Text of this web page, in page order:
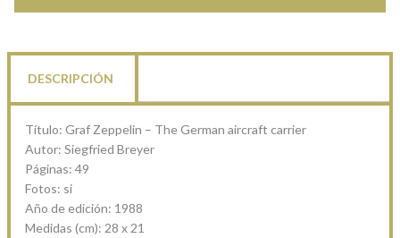
DESCRIPCIÓN
Título: Graf Zeppelin – The German aircraft carrier
Autor: Siegfried Breyer
Páginas: 49
Fotos: si
Año de edición: 1988
Medidas (cm): 28 x 21